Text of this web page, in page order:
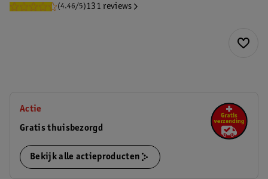
(4.46/5)131 reviews
Actie
Gratis thuisbezorgd
Bekijk alle actieproducten